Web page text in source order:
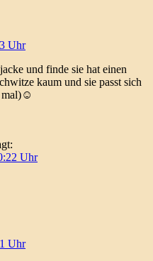
Uhr
und finde sie hat einen
kaum und sie passt sich
mal)☺
Uhr
Uhr